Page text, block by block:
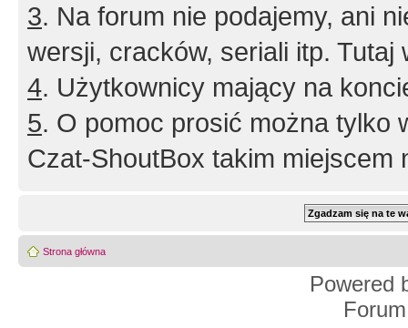
3. Na forum nie podajemy, ani
wersji, cracków, seriali itp. Tutaj
4. Użytkownicy mający na
5. O pomoc prosić można tylko
Czat-ShoutBox takim miejscem
Strona główna
Powered